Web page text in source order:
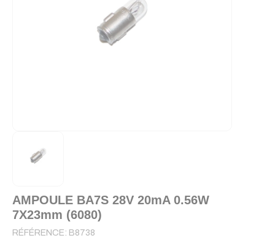
AMPOULE BA7S 28V 20mA 0.56W
7X23mm (6080)
RÉFÉRENCE: B8738